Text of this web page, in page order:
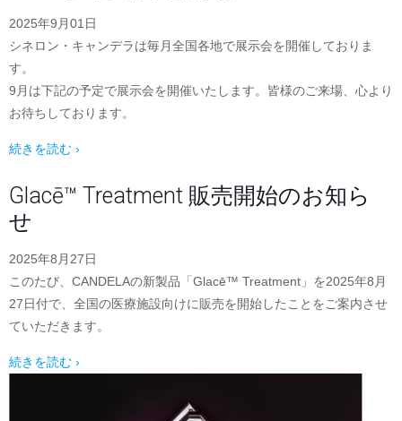
2025年9月01日
シネロン・キャンデラは毎月全国各地で展示会を開催しておりま
す。
9月は下記の予定で展示会を開催いたします。皆様のご来場、心より
お待ちしております。
続きを読む ›
Glacē™ Treatment 販売開始のお知ら
せ
2025年8月27日
このたび、CANDELAの新製品「Glacē™ Treatment」を2025年8月
27日付で、全国の医療施設向けに販売を開始したことをご案内させ
ていただきます。
続きを読む ›